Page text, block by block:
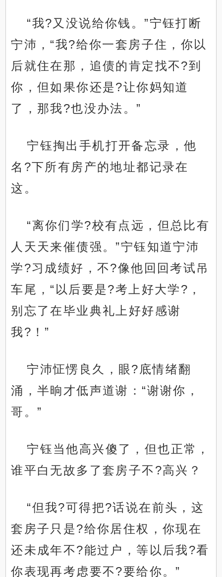
“我?又没说给你钱。”宁钰打断
宁沛，“我?给你一套房子住，你以
后就住在那，追债的肯定找不?到
你，但如果你还是?让你妈知道
了，那我?也没办法。”
宁钰掏出手机打开备忘录，他
名?下所有房产的地址都记录在
这。
“离你们学?校有点远，但总比有
人天天来催债强。”宁钰知道宁沛
学?习成绩好，不?像他回回考试吊
车尾，“以后要是?考上好大学?，
别忘了在毕业典礼上好好感谢
我?！”
宁沛怔愣良久，眼?底情绪翻
涌，半晌才低声道谢：“谢谢你，
哥。”
宁钰当他高兴傻了，但也正常，
谁平白无故多了套房子不?高兴？
“但我?可得把?话说在前头，这
套房子只是?给你居住权，你现在
还未成年不?能过户，等以后我?看
你表现再考虑要不?要给你。”